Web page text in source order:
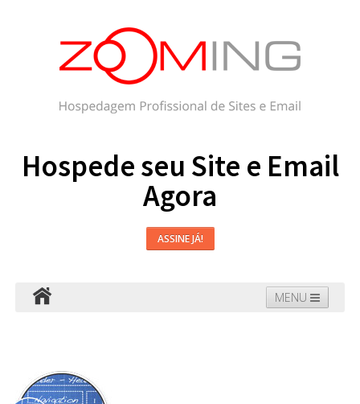
Hospede seu Site e Email
Agora
ASSINE JÁ!
MENU